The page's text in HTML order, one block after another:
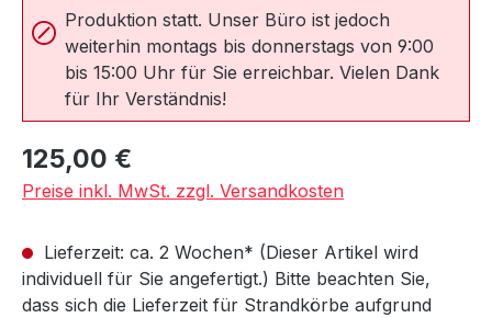
Produktion statt. Unser Büro ist jedoch
weiterhin montags bis donnerstags von 9:00
bis 15:00 Uhr für Sie erreichbar. Vielen Dank
für Ihr Verständnis!
Regulärer Preis:
125,00 €
Preise inkl. MwSt. zzgl. Versandkosten
Lieferzeit: ca. 2 Wochen* (Dieser Artikel wird
individuell für Sie angefertigt.) Bitte beachten Sie,
dass sich die Lieferzeit für Strandkörbe aufgrund